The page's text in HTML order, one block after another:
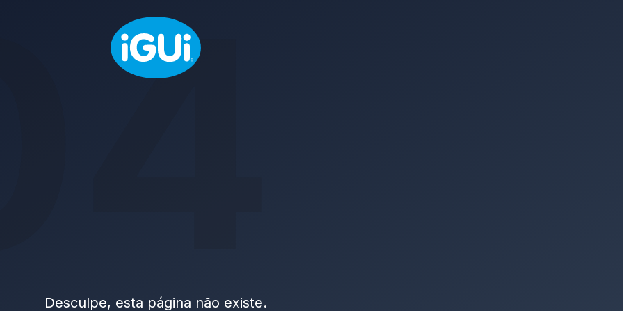
Desculpe, esta página não existe.